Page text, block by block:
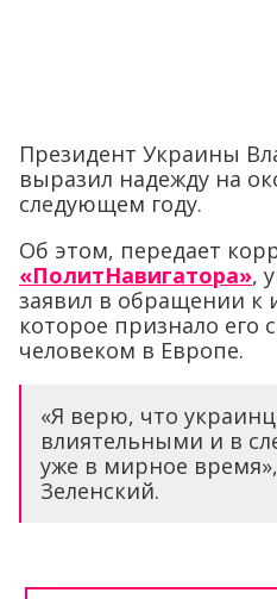
Президент Украины
выразил надежду на
следующем году.
Об этом, передает
«ПолитНавигатора»,
заявил в обращении к
которое признало
человеком в Европе.
«Я верю, что
влиятельными и в
уже в мирное время»,
Зеленский.